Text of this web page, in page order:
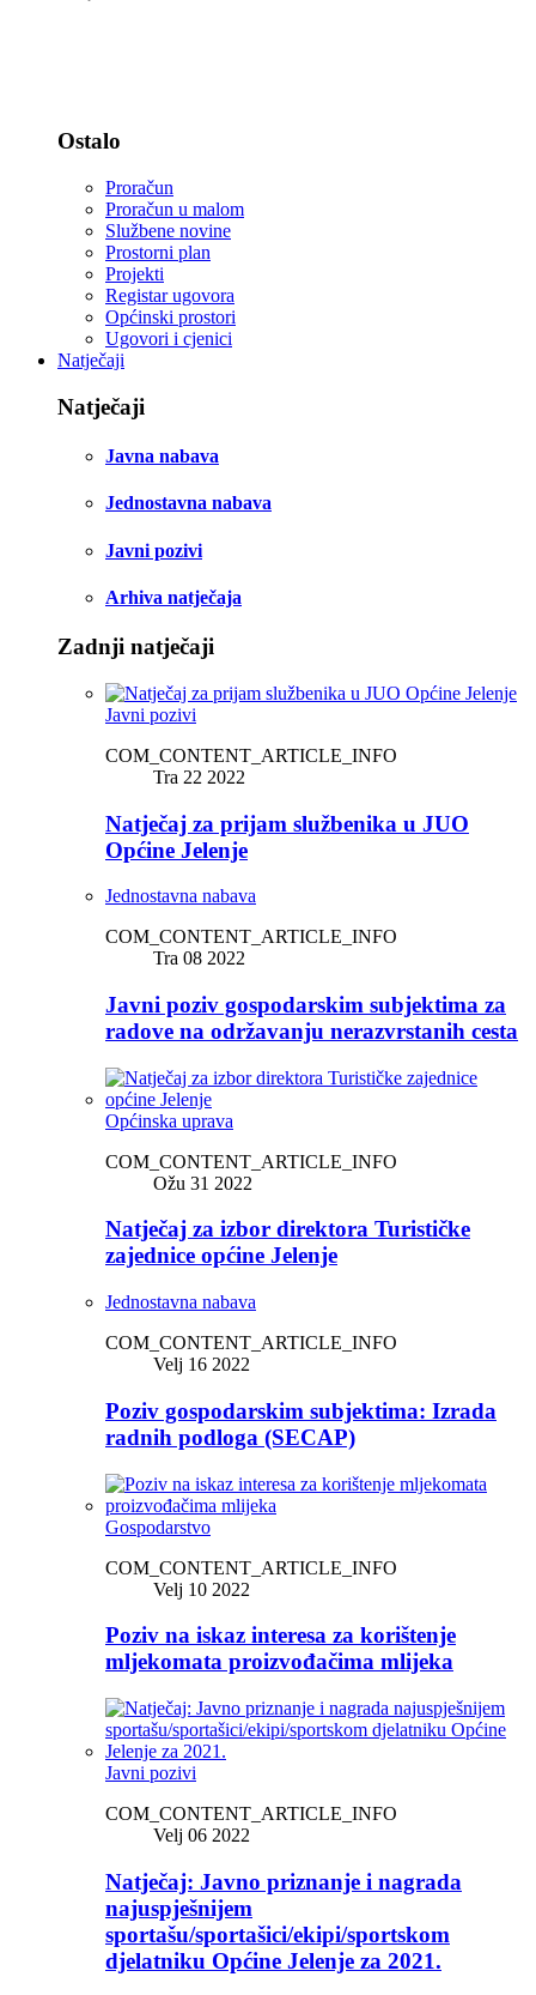
Ostalo
Proračun
Proračun u malom
Službene novine
Prostorni plan
Projekti
Registar ugovora
Općinski prostori
Ugovori i cjenici
Natječaji
Natječaji
Javna nabava
Jednostavna nabava
Javni pozivi
Arhiva natječaja
Zadnji natječaji
Javni pozivi
COM_CONTENT_ARTICLE_INFO
Tra 22 2022
Natječaj za prijam službenika u JUO
Općine Jelenje
Jednostavna nabava
COM_CONTENT_ARTICLE_INFO
Tra 08 2022
Javni poziv gospodarskim subjektima za
radove na održavanju nerazvrstanih cesta
Općinska uprava
COM_CONTENT_ARTICLE_INFO
Ožu 31 2022
Natječaj za izbor direktora Turističke
zajednice općine Jelenje
Jednostavna nabava
COM_CONTENT_ARTICLE_INFO
Velj 16 2022
Poziv gospodarskim subjektima: Izrada
radnih podloga (SECAP)
Gospodarstvo
COM_CONTENT_ARTICLE_INFO
Velj 10 2022
Poziv na iskaz interesa za korištenje
mljekomata proizvođačima mlijeka
Javni pozivi
COM_CONTENT_ARTICLE_INFO
Velj 06 2022
Natječaj: Javno priznanje i nagrada
najuspješnijem
sportašu/sportašici/ekipi/sportskom
djelatniku Općine Jelenje za 2021.